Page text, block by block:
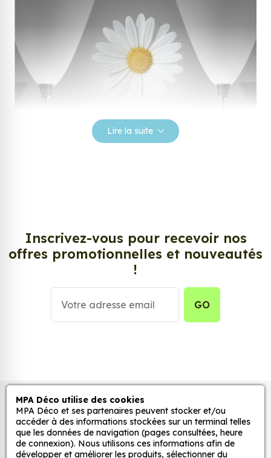
Lire la suite
Inscrivez-vous pour recevoir nos
offres promotionnelles et nouveautés
!
GO
Autocollants pour véhicules et stickers
décoratifs
MPA Déco utilise des cookies
MPA Déco et ses partenaires peuvent stocker et/ou
accéder à des informations stockées sur un terminal telles
que les données de navigation (pages consultées, heure
de connexion). Nous utilisons ces informations afin de
développer et améliorer les produits, sélectionner du